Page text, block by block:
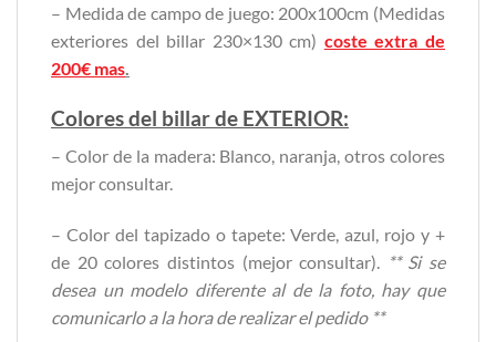
– Medida de campo de juego: 200x100cm (Medidas
exteriores del billar 230×130 cm) coste extra de
200€ mas.
Colores del billar de EXTERIOR:
– Color de la madera: Blanco, naranja, otros colores
mejor consultar.
– Color del tapizado o tapete: Verde, azul, rojo y +
de 20 colores distintos (mejor consultar). ** Si se
desea un modelo diferente al de la foto, hay que
comunicarlo a la hora de realizar el pedido **